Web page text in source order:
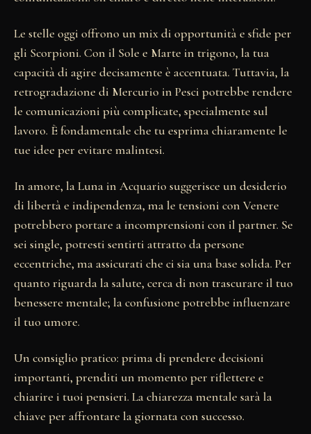
Le stelle oggi offrono un mix di opportunità e sfide per
gli Scorpioni. Con il Sole e Marte in trigono, la tua
capacità di agire decisamente è accentuata. Tuttavia, la
retrogradazione di Mercurio in Pesci potrebbe rendere
le comunicazioni più complicate, specialmente sul
lavoro. È fondamentale che tu esprima chiaramente le
tue idee per evitare malintesi.
In amore, la Luna in Acquario suggerisce un desiderio
di libertà e indipendenza, ma le tensioni con Venere
potrebbero portare a incomprensioni con il partner. Se
sei single, potresti sentirti attratto da persone
eccentriche, ma assicurati che ci sia una base solida. Per
quanto riguarda la salute, cerca di non trascurare il tuo
benessere mentale; la confusione potrebbe influenzare
il tuo umore.
Un consiglio pratico: prima di prendere decisioni
importanti, prenditi un momento per riflettere e
chiarire i tuoi pensieri. La chiarezza mentale sarà la
chiave per affrontare la giornata con successo.